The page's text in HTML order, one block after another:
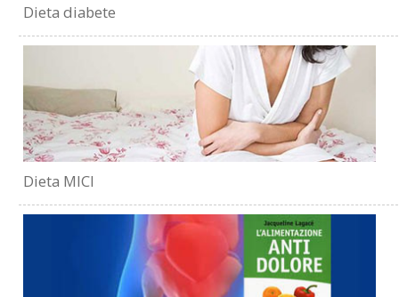
Dieta diabete
Dieta MICI